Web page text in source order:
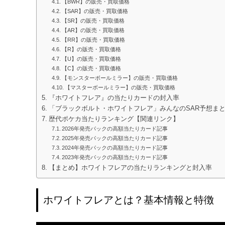
【BWR】の販売・買取価格
【SAR】の販売・買取価格
【SR】の販売・買取価格
【AR】の販売・買取価格
【RR】の販売・買取価格
【R】の販売・買取価格
【U】の販売・買取価格
【C】の販売・買取価格
【モンスターボールミラー】の販売・買取価格
【マスターボールミラー】の販売・買取価格
『ホワイトフレア』の当たりカードの封入率
「ブラックボルト・ホワイトフレア」みんなのSAR予想ま
歴代ポケカ当たりランキング【関連リンク】
2026年発売パックの高額当たりカード記事
2025年発売パックの高額当たりカード記事
2024年発売パックの高額当たりカード記事
2023年発売パックの高額当たりカード記事
【まとめ】ホワイトフレアの当たりランキングと封入率
ホワイトフレアとは？基本情報と特徴